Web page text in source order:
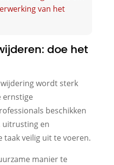
van het
doe het
wordt sterk
ernstige
beschikken
uitrusting en
taak veilig uit te voeren.
manier te